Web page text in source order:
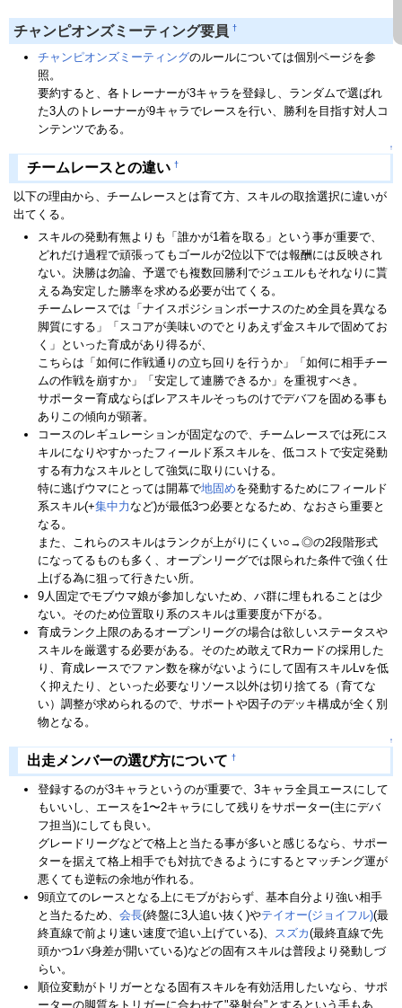
チャンピオンズミーティング要員 †
チャンピオンズミーティングのルールについては個別ページを参
照。
要約すると、各トレーナーが3キャラを登録し、ランダムで選ばれ
た3人のトレーナーが9キャラでレースを行い、勝利を目指す対人コ
ンテンツである。
↑
チームレースとの違い †
以下の理由から、チームレースとは育て方、スキルの取捨選択に違いが
出てくる。
スキルの発動有無よりも「誰かが1着を取る」という事が重要で、
どれだけ過程で頑張ってもゴールが2位以下では報酬には反映され
ない。決勝は勿論、予選でも複数回勝利でジュエルもそれなりに貰
える為安定した勝率を求める必要が出てくる。
チームレースでは「ナイスポジションボーナスのため全員を異なる
脚質にする」「スコアが美味いのでとりあえず金スキルで固めてお
く」といった育成があり得るが、
こちらは「如何に作戦通りの立ち回りを行うか」「如何に相手チー
ムの作戦を崩すか」「安定して連勝できるか」を重視すべき。
サポーター育成ならばレアスキルそっちのけでデバフを固める事も
ありこの傾向が顕著。
コースのレギュレーションが固定なので、チームレースでは死にス
キルになりやすかったフィールド系スキルを、低コストで安定発動
する有力なスキルとして強気に取りにいける。
特に逃げウマにとっては開幕で地固めを発動するためにフィールド
系スキル(+集中力など)が最低3つ必要となるため、なおさら重要と
なる。
また、これらのスキルはランクが上がりにくい○→◎の2段階形式
になってるものも多く、オープンリーグでは限られた条件で強く仕
上げる為に狙って行きたい所。
9人固定でモブウマ娘が参加しないため、バ群に埋もれることは少
ない。そのため位置取り系のスキルは重要度が下がる。
育成ランク上限のあるオープンリーグの場合は欲しいステータスや
スキルを厳選する必要がある。そのため敢えてRカードの採用した
り、育成レースでファン数を稼がないようにして固有スキルLvを低
く抑えたり、といった必要なリソース以外は切り捨てる（育てな
い）調整が求められるので、サポートや因子のデッキ構成が全く別
物となる。
↑
出走メンバーの選び方について †
登録するのが3キャラというのが重要で、3キャラ全員エースにして
もいいし、エースを1〜2キャラにして残りをサポーター(主にデバ
フ担当)にしても良い。
グレードリーグなどで格上と当たる事が多いと感じるなら、サポー
ターを据えて格上相手でも対抗できるようにするとマッチング運が
悪くても逆転の余地が作れる。
9頭立てのレースとなる上にモブがおらず、基本自分より強い相手
と当たるため、 会長(終盤に3人追い抜く)やテイオー(ジョイフル)(最
終直線で前より速い速度で追い上げている)、 スズカ(最終直線で先
頭かつ1バ身差が開いている)などの固有スキルは普段より発動しづ
らい。
順位変動がトリガーとなる固有スキルを有効活用したいなら、サポ
ーターの脚質をトリガーに合わせて"発射台"とするという手もあ